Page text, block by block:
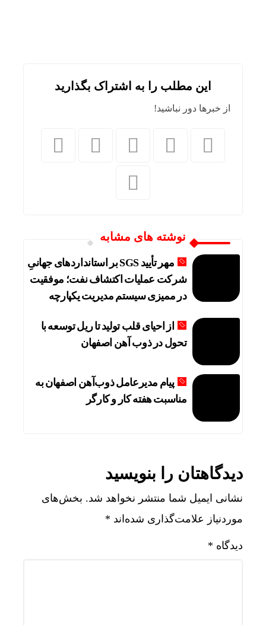
این مطلب را به اشتراک بگذارید
از خبرها دور نباشید!
نوشته های مشابه
مهر تأیید SGS بر استانداردهای جهانیِ
شرکت عملیات اکتشاف نفت؛ موفقیت
در ممیزی سیستم مدیریت یکپارچه
از احیای قلب تولید تا ریل توسعه با
تحول در ذوب آهن اصفهان
پیام مدیرعامل ذوب‌آهن اصفهان به
مناسبت هفته کار و کارگر
دیدگاهتان را بنویسید
نشانی ایمیل شما منتشر نخواهد شد. بخش‌های
موردنیاز علامت‌گذاری شده‌اند *
دیدگاه *